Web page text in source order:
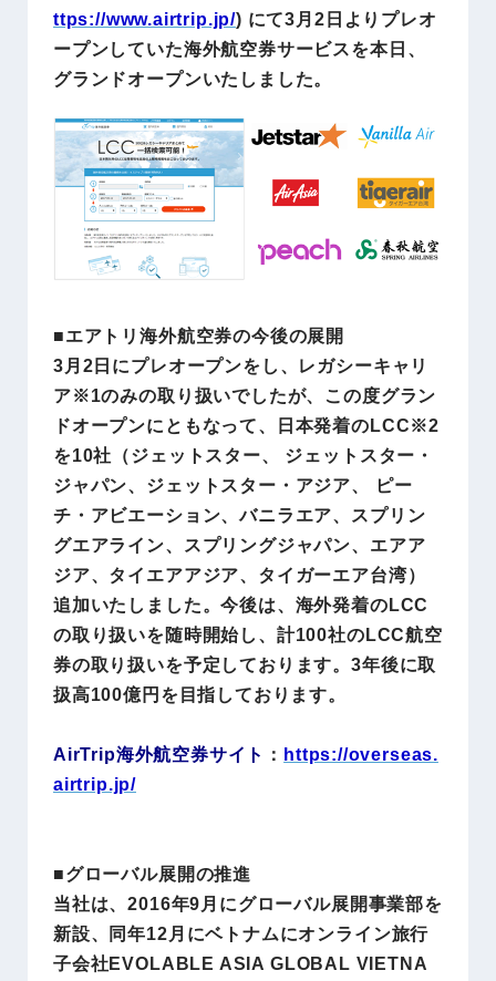
ttps://www.airtrip.jp/) にて3月2日よりプレオ
ープンしていた海外航空券サービスを本日、
グランドオープンいたしました。
■エアトリ海外航空券の今後の展開
3月2日にプレオープンをし、レガシーキャリ
ア※1のみの取り扱いでしたが、この度グラン
ドオープンにともなって、日本発着のLCC※2
を10社（ジェットスター、 ジェットスター・
ジャパン、ジェットスター・アジア、 ピー
チ・アビエーション、バニラエア、スプリン
グエアライン、スプリングジャパン、エアア
ジア、タイエアアジア、タイガーエア台湾）
追加いたしました。今後は、海外発着のLCC
の取り扱いを随時開始し、計100社のLCC航空
券の取り扱いを予定しております。3年後に取
扱高100億円を目指しております。
AirTrip海外航空券サイト ： https://overseas.
airtrip.jp/
■グローバル展開の推進
当社は、2016年9月にグローバル展開事業部を
新設、同年12月にベトナムにオンライン旅行
子会社EVOLABLE ASIA GLOBAL VIETNA